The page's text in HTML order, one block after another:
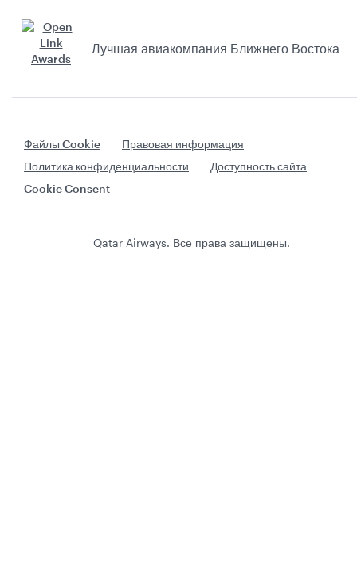
Лучшая авиакомпания Ближнего Востока
Файлы Cookie
Правовая информация
Политика конфиденциальности
Доступность сайта
Cookie Consent
Qatar Airways. Все права защищены.